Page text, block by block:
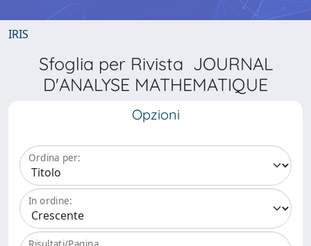
IRIS
Sfoglia per Rivista JOURNAL
D'ANALYSE MATHEMATIQUE
Opzioni
Ordina per:
In ordine: